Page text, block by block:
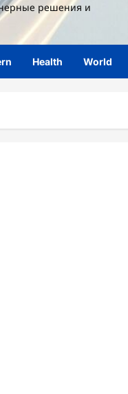
решения и
Health World